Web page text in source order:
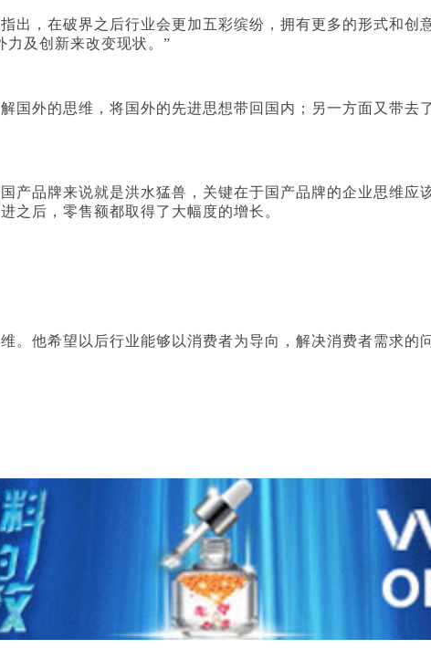
出，在破界之后行业会更加五彩缤纷，拥有更多的形式和创
力及创新来改变现状。”
国外的思维，将国外的先进思想带回国内；另一方面又带去
产品牌来说就是洪水猛兽，关键在于国产品牌的企业思维应
之后，零售额都取得了大幅度的增长。
他希望以后行业能够以消费者为导向，解决消费者需求的